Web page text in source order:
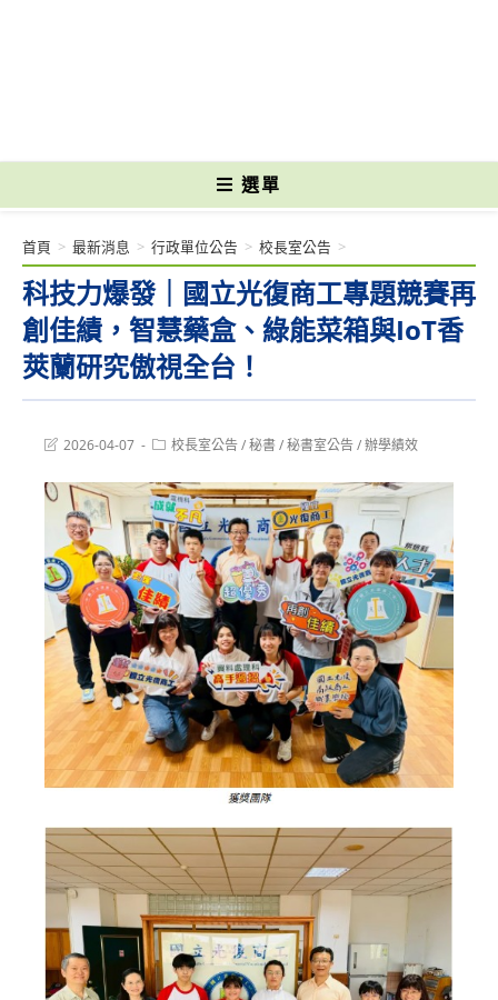
選單
科技力爆發｜國立光復商工專題競賽再
創佳績，智慧藥盒、綠能菜箱與IoT香
莢蘭研究傲視全台！
首頁 > 最新消息 > 行政單位公告 > 校長室公告 >
Post2026-04-07
Post校長室公告/秘書/秘書室公告/辦學績效